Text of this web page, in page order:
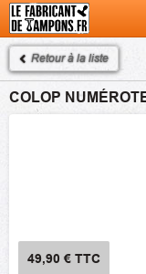
Retour à la liste
COLOP
49,90 € TTC